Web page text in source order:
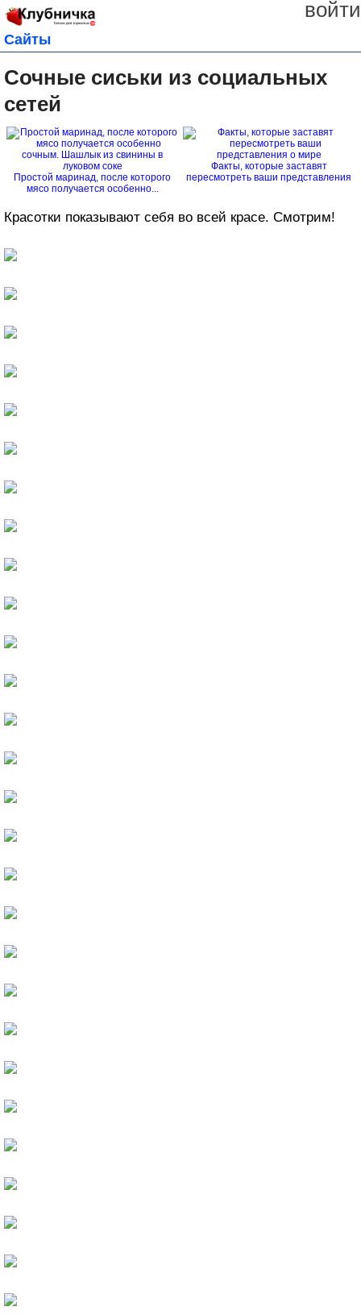
войти
Сайты
Сочные сиськи из социальных
сетей
Простой маринад, после которого
мясо получается особенно...
Факты, которые заставят
пересмотреть ваши представления
Красотки показывают себя во всей красе. Смотрим!